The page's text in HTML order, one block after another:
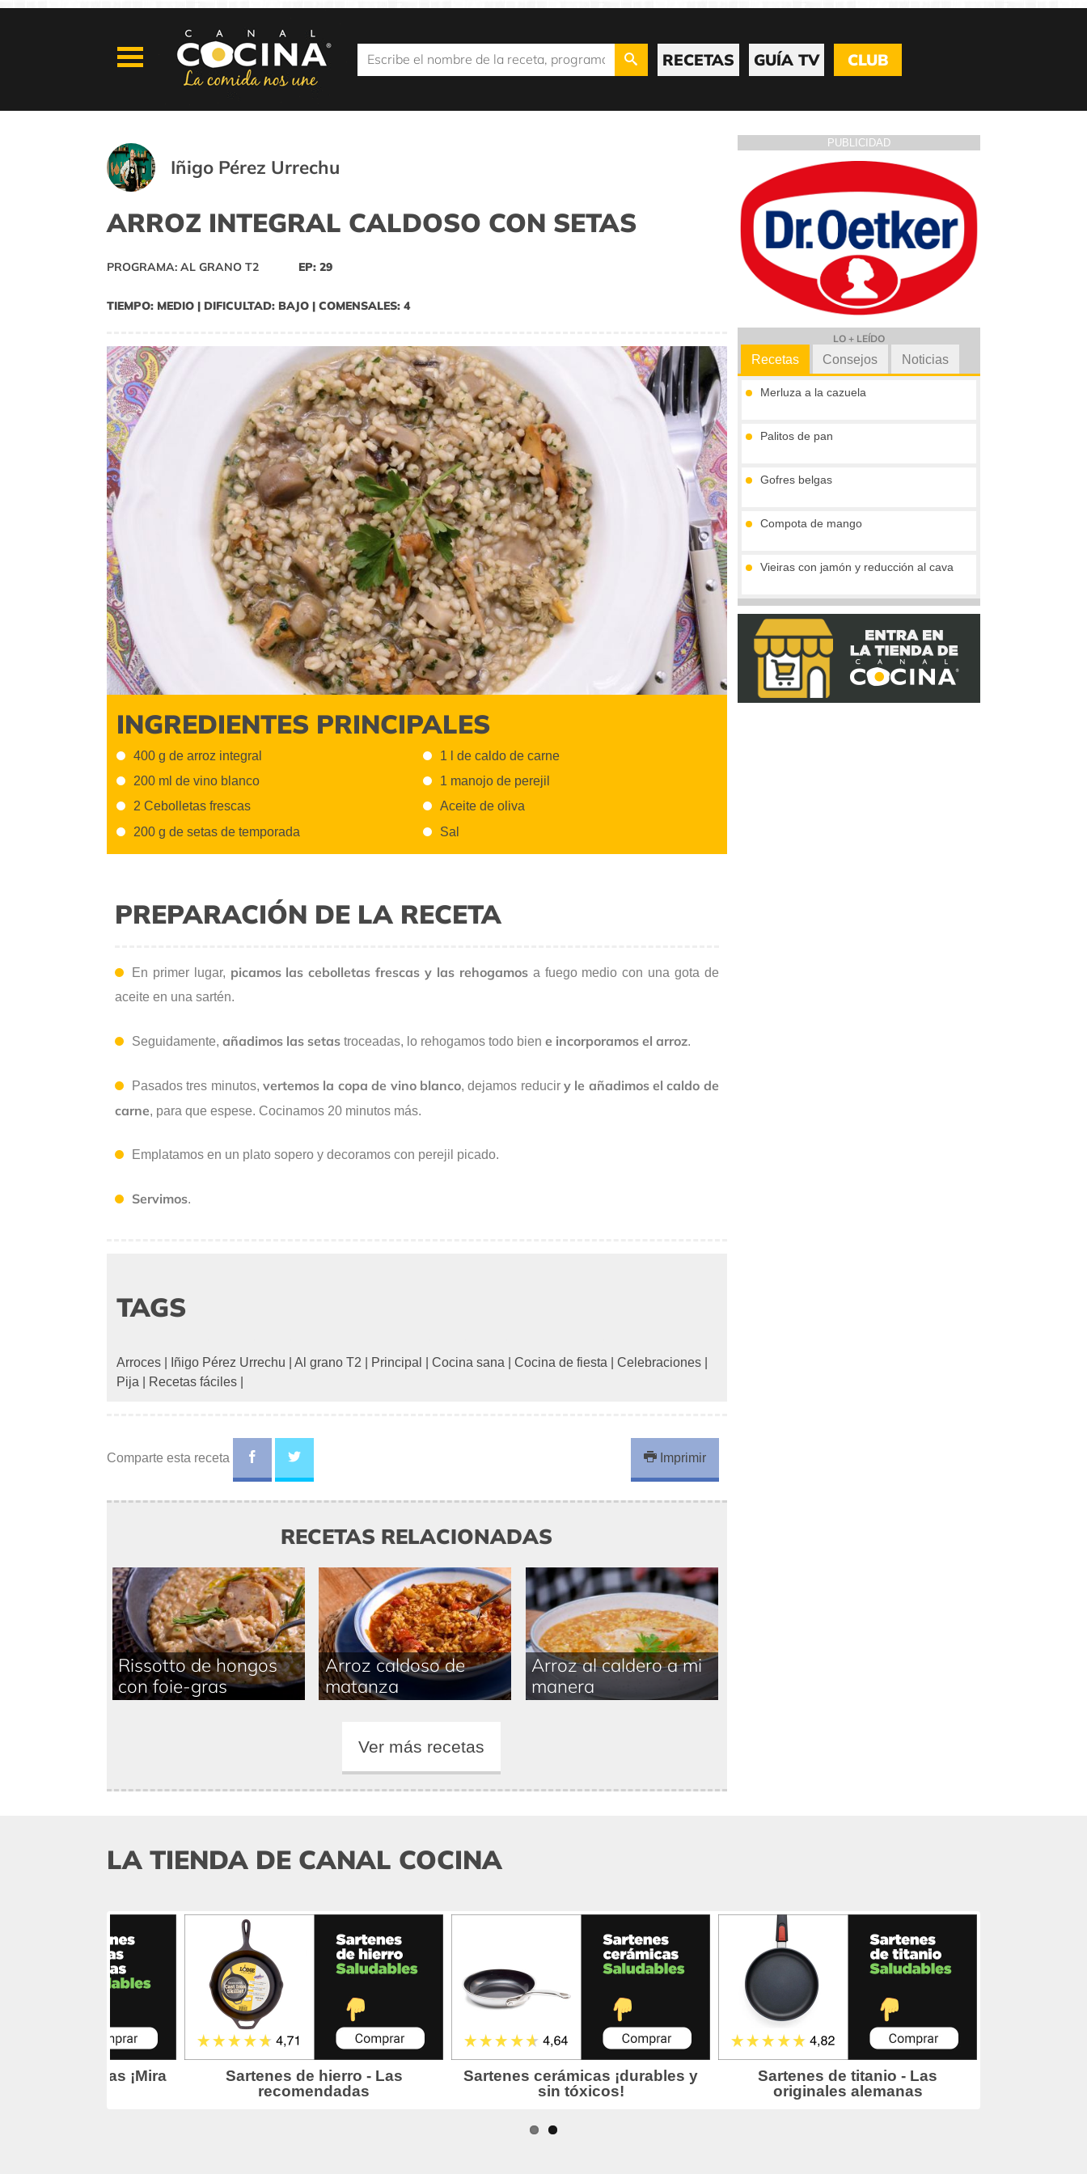
RECETAS GUÍA TV CLUB
Iñigo Pérez Urrechu
ARROZ INTEGRAL CALDOSO CON SETAS
PROGRAMA: AL GRANO T2 EP: 29
TIEMPO: MEDIO | DIFICULTAD: BAJO | COMENSALES: 4
INGREDIENTES PRINCIPALES
400 g de arroz integral
200 ml de vino blanco
2 Cebolletas frescas
200 g de setas de temporada
1 l de caldo de carne
1 manojo de perejil
Aceite de oliva
Sal
PREPARACIÓN DE LA RECETA
En primer lugar, picamos las cebolletas frescas y las rehogamosa fuego medio con una gota de
aceite en una sartén.
Seguidamente, añadimos las setas troceadas, lo rehogamos todo bien e incorporamos el arroz.
Pasados tres minutos,vertemos la copa de vino blanco, dejamos reducir y le añadimos el caldo de
carne, para que espese. Cocinamos 20 minutos más.
Emplatamos en un plato sopero y decoramos con perejil picado.
Servimos.
TAGS
Arroces Iñigo Pérez Urrechu Al grano T2 Principal Cocina sana Cocina de fiesta Celebraciones
Pija
Recetas fáciles
Comparte esta receta Imprimir
RECETAS RELACIONADAS
Rissotto de hongos
con foie-gras
Arroz caldoso de
matanza
Arroz al caldero a mi
manera
Ver más recetas
PUBLICIDAD
LO + LEÍDO
Recetas
Merluza a la cazuela
Palitos de pan
Gofres belgas
Compota de mango
Vieiras con jamón y reducción al cava
Crema de boletus y huevo de codorniz
Consejos Noticias
LA TIENDA DE CANAL COCINA